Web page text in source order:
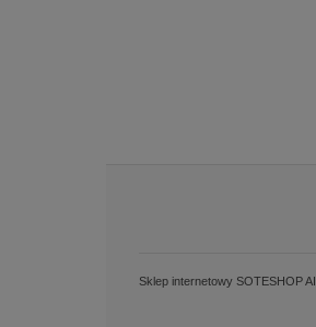
Sklep internetowy SOTESHOP AI